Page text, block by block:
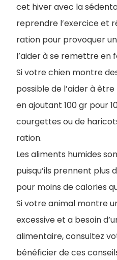
cet hiver avec la
reprendre l’exercice et
ration pour provoquer
l’aider à se remettre en
Si votre chien montre
possible de l’aider à
en ajoutant 100 gr pour
courgettes ou de
ration.
Les aliments humides
puisqu’ils prennent plus
pour moins de calories
Si votre animal montre
excessive et a besoin
alimentaire, consultez
bénéficier de ces